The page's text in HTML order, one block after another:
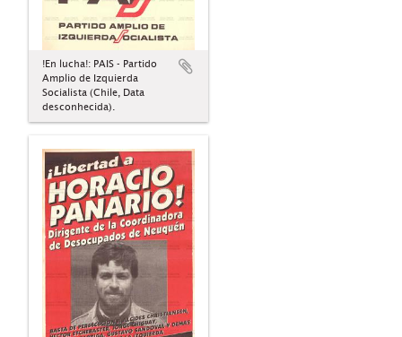
!En lucha!: PAIS - Partido
Amplio de Izquierda
Socialista (Chile, Data
desconhecida).